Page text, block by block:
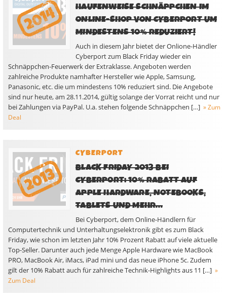
HAUFENWEISE SCHNÄPPCHEN IM
ONLINE-SHOP VON CYBERPORT UM
MINDESTENS 10% REDUZIERT!
Auch in diesem Jahr bietet der Onlione-Händler
Cyberport zum Black Friday wieder ein
Schnäppchen-Feuerwerk der Extraklasse. Angeboten werden
zahlreiche Produkte namhafter Hersteller wie Apple, Samsung,
Panasonic, etc. die um mindestens 10% reduziert sind. Die Angebote
sind nur heute, am 28.11.2014, gültig solange der Vorrat reicht und nur
bei Zahlungen via PayPal. U.a. stehen folgende Schnäppchen […] » Zum
Deal
CYBERPORT
BLACK FRIDAY 2013 BEI
CYBERPORT: 10% RABATT AUF
APPLE HARDWARE, NOTEBOOKS,
TABLETS UND MEHR…
Bei Cyberport, dem Online-Händlern für
Computertechnik und Unterhaltungselektronik gibt es zum Black
Friday, wie schon im letzten Jahr 10% Prozent Rabatt auf viele aktuelle
Top-Seller. Darunter auch jede Menge Apple Hardware wie MacBook
PRO, MacBook Air, iMacs, iPad mini und das neue iPhone 5c. Zudem
gilt der 10% Rabatt auch für zahlreiche Technik-Highlights aus 11 […] »
Zum Deal